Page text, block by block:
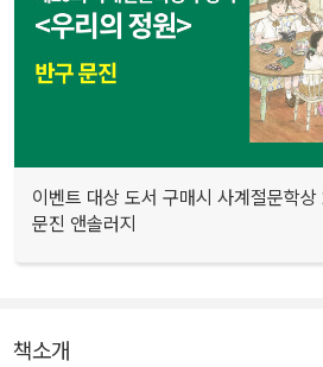
이벤트 대상 도서 구매시 사계절문학
문진 앤솔러지
책소개